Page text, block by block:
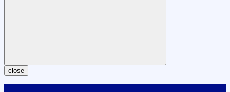
close